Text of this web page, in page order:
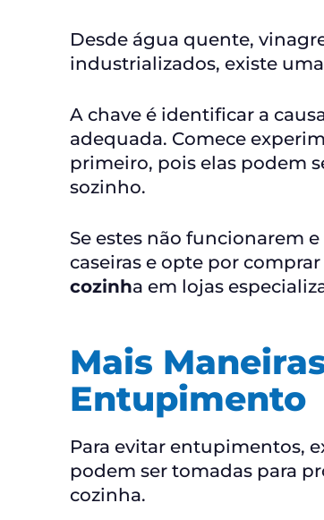
Desde água quente,
industrializados, existe
A chave é identificar a
adequada. Comece
primeiro, pois elas podem
sozinho.
Se estes não funcionarem
caseiras e opte por
cozinha em lojas
Mais
Entupimento
Para evitar entupimentos,
podem ser tomadas para
cozinha.